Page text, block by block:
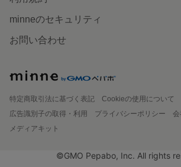
minneのセキュリティ
お問い合わせ
特定商取引法に基づく表記
Cookieの使用について
広告識別子の取得・利用
プライバシーポリシー 会
メディアキット
©GMO Pepabo, Inc. All rights